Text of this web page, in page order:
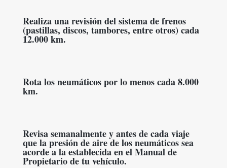
Realiza una revisión del sistema de frenos
(pastillas, discos, tambores, entre otros) cada
12.000 km.
Rota los neumáticos por lo menos cada 8.000
km.
Revisa semanalmente y antes de cada viaje
que la presión de aire de los neumáticos sea
acorde a la establecida en el Manual de
Propietario de tu vehículo.